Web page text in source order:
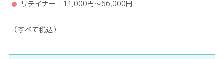
リテイナー：11,000円～66,000円
（すべて税込）